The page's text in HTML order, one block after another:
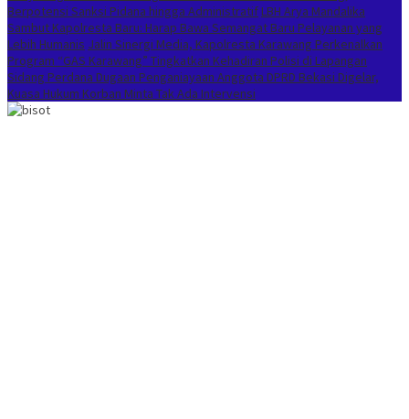
Berpotensi Sanksi Pidana hingga Administratif LBH Arya Mandalika
Sambut Kapolresta Baru: Harap Bawa Semangat Baru Pelayanan yang
Lebih Humanis Jalin Sinergi Media, Kapolresta Karawang Perkenalkan
Program “GAS Karawang” Tingkatkan Kehadiran Polisi di Lapangan
Sidang Perdana Dugaan Penganiayaan Anggota DPRD Bekasi Digelar,
Kuasa Hukum Korban Minta Tak Ada Intervensi